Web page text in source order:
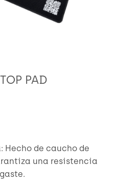
PAD
Hecho de caucho de
una resistencia